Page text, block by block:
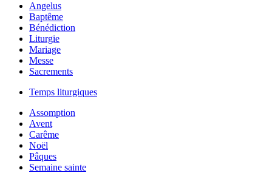
Angelus
Baptême
Bénédiction
Liturgie
Mariage
Messe
Sacrements
Temps liturgiques
Assomption
Avent
Carême
Noël
Pâques
Semaine sainte